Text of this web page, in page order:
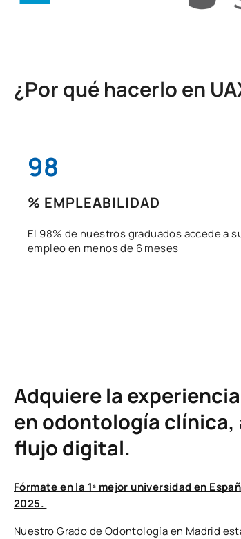
¿Por qué hacerlo en
98
% EMPLEABILIDAD
El 98% de nuestros graduados accede a
empleo en menos de 6 meses
Adquiere la
en odontología
flujo digital.
Fórmate en la 1ª mejor universidad en
2025.
Nuestro Grado de Odontología en Madrid